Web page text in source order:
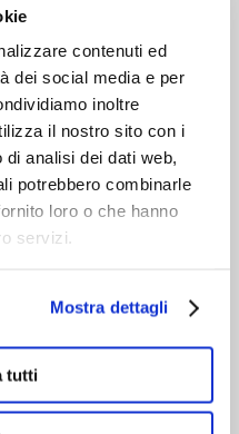
contenuti ed
dei social media e per
inoltre
il nostro sito con i
analisi dei dati web,
potrebbero combinarle
loro o che hanno
servizi.
Mostra dettagli
tutti